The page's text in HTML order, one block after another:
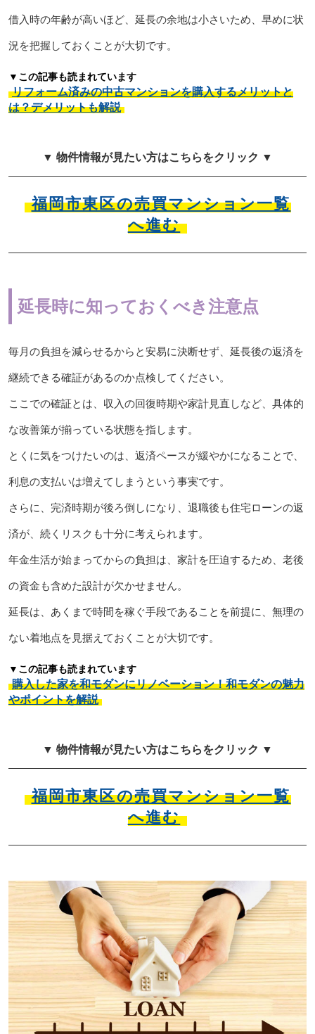
借入時の年齢が高いほど、延長の余地は小さいため、早めに状
況を把握しておくことが大切です。
▼この記事も読まれています
リフォーム済みの中古マンションを購入するメリットと
は？デメリットも解説
▼ 物件情報が見たい方はこちらをクリック ▼
福岡市東区の売買マンション一覧
へ進む
延長時に知っておくべき注意点
毎月の負担を減らせるからと安易に決断せず、延長後の返済を
継続できる確証があるのか点検してください。
ここでの確証とは、収入の回復時期や家計見直しなど、具体的
な改善策が揃っている状態を指します。
とくに気をつけたいのは、返済ペースが緩やかになることで、
利息の支払いは増えてしまうという事実です。
さらに、完済時期が後ろ倒しになり、退職後も住宅ローンの返
済が、続くリスクも十分に考えられます。
年金生活が始まってからの負担は、家計を圧迫するため、老後
の資金も含めた設計が欠かせません。
延長は、あくまで時間を稼ぐ手段であることを前提に、無理の
ない着地点を見据えておくことが大切です。
▼この記事も読まれています
購入した家を和モダンにリノベーション！和モダンの魅力
やポイントを解説
▼ 物件情報が見たい方はこちらをクリック ▼
福岡市東区の売買マンション一覧
へ進む